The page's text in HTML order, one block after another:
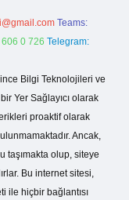
Teams:
0 726 Telegram:
Bilgi Teknolojileri ve
Yer Sağlayıcı olarak
proaktif olarak
Ancak,
taşımakta olup, siteye
Bu internet sitesi,
ile hiçbir bağlantısı